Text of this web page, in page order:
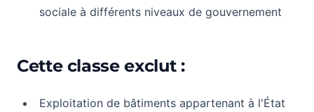
sociale à différents niveaux de gouvernement
Cette classe exclut :
Exploitation de bâtiments appartenant à l'État